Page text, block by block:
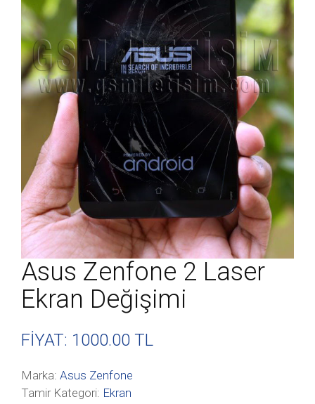
Asus Zenfone 2 Laser
Ekran Değişimi
FİYAT: 1000.00 TL
Marka: Asus Zenfone
Tamir Kategori: Ekran